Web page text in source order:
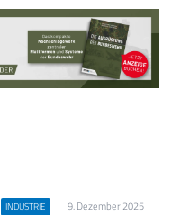
INDUSTRIE 9. Dezember 2025